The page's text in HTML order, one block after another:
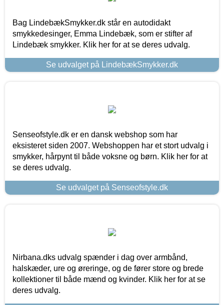
Bag LindebækSmykker.dk står en autodidakt
smykkedesinger, Emma Lindebæk, som er stifter af
Lindebæk smykker. Klik her for at se deres udvalg.
Se udvalget på LindebækSmykker.dk
Senseofstyle.dk er en dansk webshop som har
eksisteret siden 2007. Webshoppen har et stort udvalg i
smykker, hårpynt til både voksne og børn. Klik her for at
se deres udvalg.
Se udvalget på Senseofstyle.dk
Nirbana.dks udvalg spænder i dag over armbånd,
halskæder, ure og øreringe, og de fører store og brede
kollektioner til både mænd og kvinder. Klik her for at se
deres udvalg.